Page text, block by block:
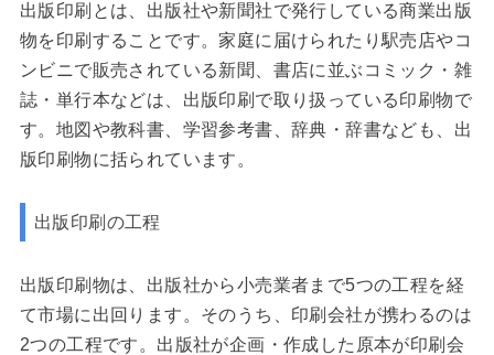
出版印刷とは、出版社や新聞社で発行している商業出版
物を印刷することです。家庭に届けられたり駅売店やコ
ンビニで販売されている新聞、書店に並ぶコミック・雑
誌・単行本などは、出版印刷で取り扱っている印刷物で
す。地図や教科書、学習参考書、辞典・辞書なども、出
版印刷物に括られています。
出版印刷の工程
出版印刷物は、出版社から小売業者まで5つの工程を経
て市場に出回ります。そのうち、印刷会社が携わるのは
2つの工程です。出版社が企画・作成した原本が印刷会